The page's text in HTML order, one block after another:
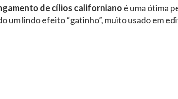
de cílios californiano é uma ótima
um lindo efeito “gatinho”, muito usado em